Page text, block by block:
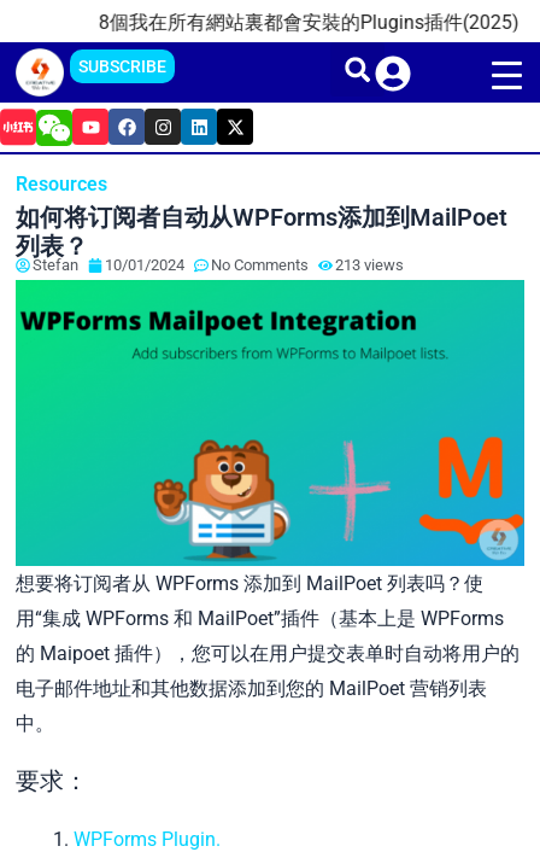
content
8個我在所有網站裏都會安裝的Plugins插件(2025)
SUBSCRIBE
Y
o
u
u
b
e
F
a
c
o
o
I
n
s
g
r
m
L
i
n
d
i
X
-
t
t
t
r
Resources
如何将订阅者自动从WPForms添加到MailPoet
列表？
Stefan 10/01/2024 No Comments 213 views
想要将订阅者从 WPForms 添加到 MailPoet 列表吗？使
用“集成 WPForms 和 MailPoet”插件（基本上是 WPForms
的 Maipoet 插件），您可以在用户提交表单时自动将用户的
电子邮件地址和其他数据添加到您的 MailPoet 营销列表
中。
要求：
WPForms Plugin.